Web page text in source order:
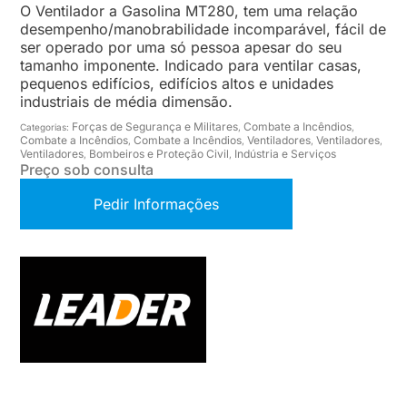
O Ventilador a Gasolina MT280, tem uma relação
desempenho/manobrabilidade incomparável, fácil de
ser operado por uma só pessoa apesar do seu
tamanho imponente. Indicado para ventilar casas,
pequenos edifícios, edifícios altos e unidades
industriais de média dimensão.
Categorias: Forças de Segurança e Militares,Combate a Incêndios,
Combate a Incêndios,Combate a Incêndios,Ventiladores,Ventiladores,
Ventiladores, Bombeiros e Proteção Civil, Indústria e Serviços
Preço sob consulta
Pedir Informações